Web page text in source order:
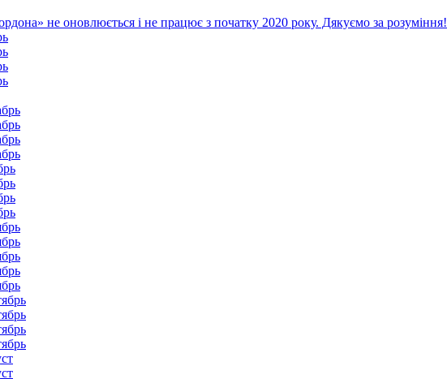
не оновлюється і не працює з початку 2020 року. Дякуємо за розуміння!